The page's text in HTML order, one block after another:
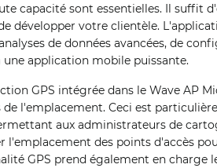
capacité sont essentielles. Il suffit
développer votre clientèle.
de données avancées, de
application mobile puissante.
GPS intégrée dans le Wave AP
l'emplacement. Ceci est
aux administrateurs de
des points d'accès
GPS prend également en charge